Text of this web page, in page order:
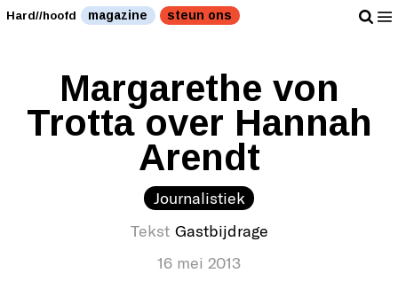
Hard//hoofd magazine steun ons
Margarethe von
Trotta over Hannah
Arendt
Journalistiek
Tekst Gastbijdrage
16 mei 2013